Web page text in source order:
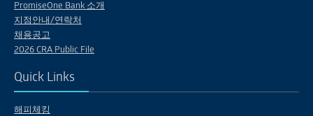
PromiseOne Bank 소개
지점안내/연락처
채용공고
2026 CRA Public File
Quick Links
해피체킹